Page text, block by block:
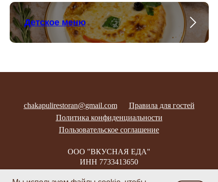
Детское меню
chakapulirestoran@gmail.com
Правила для гостей
Политика конфиденциальности
Пользовательское соглашение
ООО "ВКУСНАЯ ЕДА"
ИНН 7733413650